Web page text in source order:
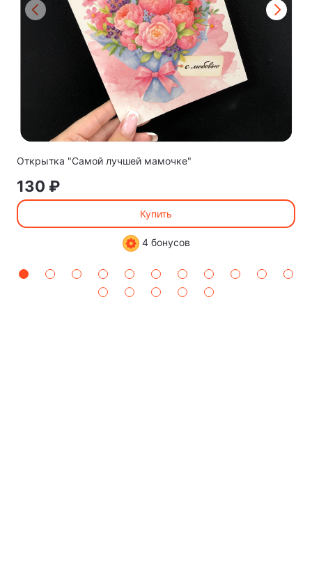
Открытка "Самой лучшей мамочке"
130 ₽
Купить
4 бонусов